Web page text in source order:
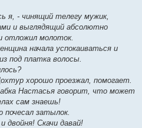
я, - чинящий телегу мужик,
и выглядящий абсолютно
отложил молоток.
начала успокаиваться и
под платка волосы.
хорошо проезжал, помогает.
Настасья говорит, что может
сам знаешь!
почесал затылок.
двойня! Скачи давай!